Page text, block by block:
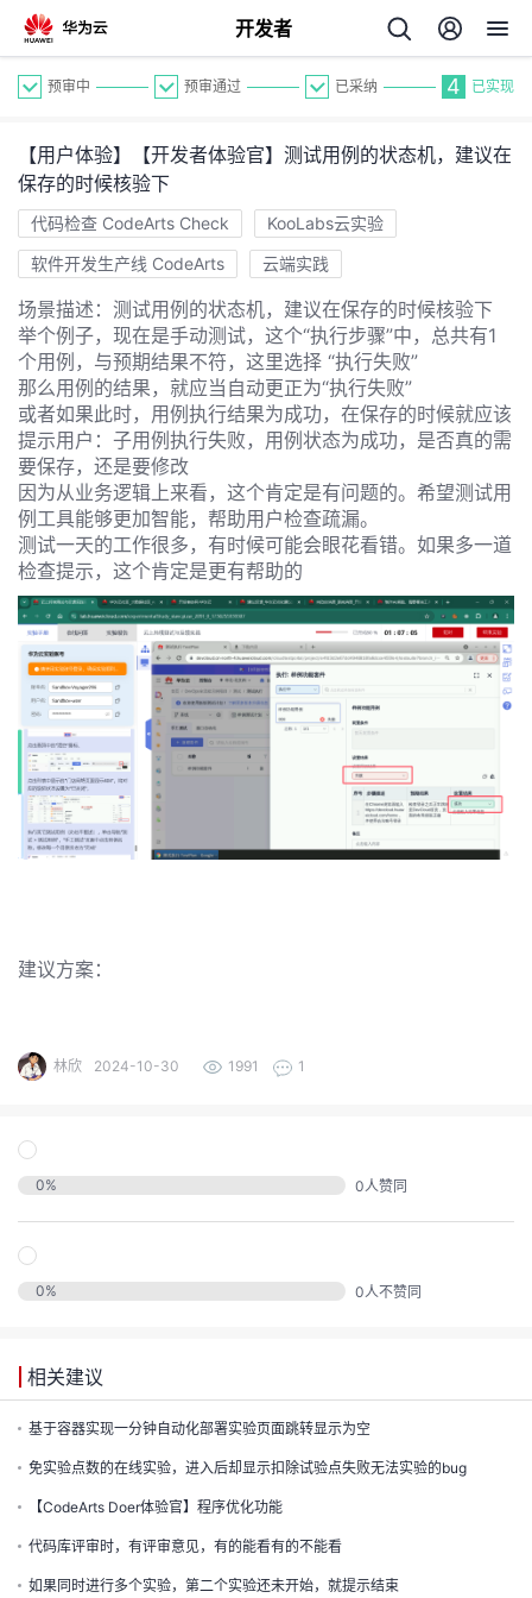
开发者
个
人
主
页
我
的
开
发
者
我
的
博
客
我
的
论
我
的
我
动
关
的
开
发
者
堂
的
我
我
Programs
的
支
我
的
术
我
云
预审中 预审通过 已采纳 4 已实现
【用户体验】【开发者体验官】测试用例的状态机，建议在
保存的时候核验下
代码检查 CodeArts Check
KooLabs云实验
软件开发生产线 CodeArts
云端实践
场景描述：测试用例的状态机，建议在保存的时候核验下
举个例子，现在是手动测试，这个“执行步骤”中，总共有1
个用例，与预期结果不符，这里选择 “执行失败”
那么用例的结果，就应当自动更正为“执行失败”
或者如果此时，用例执行结果为成功，在保存的时候就应该
提示用户：子用例执行失败，用例状态为成功，是否真的需
要保存，还是要修改
因为从业务逻辑上来看，这个肯定是有问题的。希望测试用
例工具能够更加智能，帮助用户检查疏漏。
测试一天的工作很多，有时候可能会眼花看错。如果多一道
检查提示，这个肯定是更有帮助的
建议方案：
林欣 2024-10-30 1991 1
0% 0人赞同
0% 0人不赞同
相关建议
基于容器实现一分钟自动化部署实验页面跳转显示为空
免实验点数的在线实验，进入后却显示扣除试验点失败无法实验的bug
【CodeArts Doer体验官】程序优化功能
代码库评审时，有评审意见，有的能看有的不能看
如果同时进行多个实验，第二个实验还未开始，就提示结束